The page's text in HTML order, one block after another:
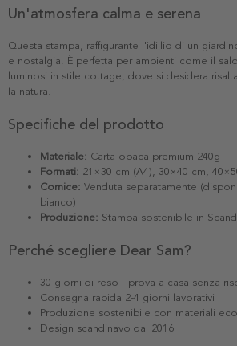
Un'atmosfera calma e serena
Questa stampa, raffigurante l'idillio di un
e nostalgia. È perfetta per ambienti come il
luminosi in stile cottage, dove si desidera
la natura.
Specifiche del prodotto
Materiale: Carta opaca premium 240g
Formati: 21×30 cm (A4), 30×40 cm,
Cornice: Venduta separatamente
bianco)
Produzione: Stampa sostenibile in
Perché scegliere Dear Sam?
30 giorni di reso - prova a casa senza
Consegna rapida 2-4 giorni lavorativi
Produzione sostenibile con materiali
Design scandinavo dal 2016